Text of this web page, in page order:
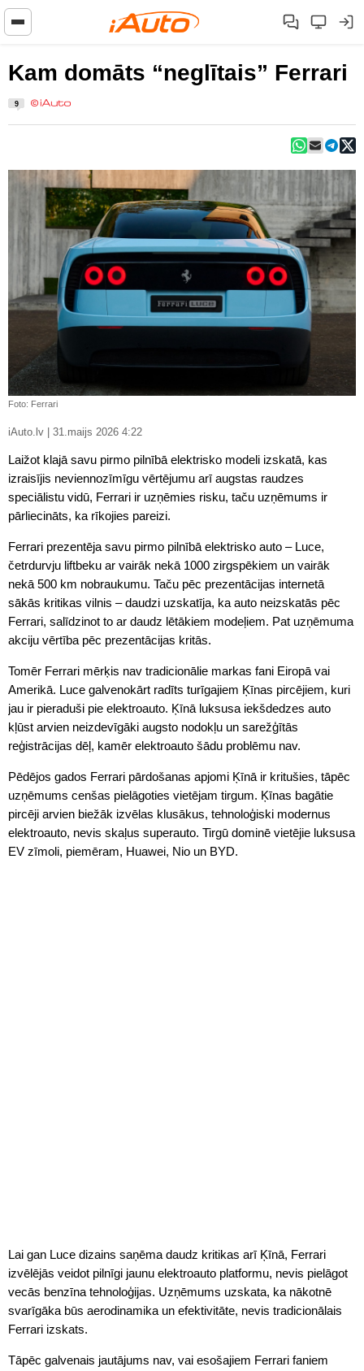
Kam domāts “neglītais” Ferrari
9
Foto: Ferrari
iAuto.lv | 31.maijs 2026 4:22
Laižot klajā savu pirmo pilnībā elektrisko modeli izskatā, kas
izraisījis neviennozīmīgu vērtējumu arī augstas raudzes
speciālistu vidū, Ferrari ir uzņēmies risku, taču uzņēmums ir
pārliecināts, ka rīkojies pareizi.
Ferrari prezentēja savu pirmo pilnībā elektrisko auto – Luce,
četrdurvju liftbeku ar vairāk nekā 1000 zirgspēkiem un vairāk
nekā 500 km nobraukumu. Taču pēc prezentācijas internetā
sākās kritikas vilnis – daudzi uzskatīja, ka auto neizskatās pēc
Ferrari, salīdzinot to ar daudz lētākiem modeļiem. Pat uzņēmuma
akciju vērtība pēc prezentācijas kritās.
Tomēr Ferrari mērķis nav tradicionālie markas fani Eiropā vai
Amerikā. Luce galvenokārt radīts turīgajiem Ķīnas pircējiem, kuri
jau ir pieraduši pie elektroauto. Ķīnā luksusa iekšdedzes auto
kļūst arvien neizdevīgāki augsto nodokļu un sarežģītās
reģistrācijas dēļ, kamēr elektroauto šādu problēmu nav.
Pēdējos gados Ferrari pārdošanas apjomi Ķīnā ir kritušies, tāpēc
uzņēmums cenšas pielāgoties vietējam tirgum. Ķīnas bagātie
pircēji arvien biežāk izvēlas klusākus, tehnoloģiski modernus
elektroauto, nevis skaļus superauto. Tirgū dominē vietējie luksusa
EV zīmoli, piemēram, Huawei, Nio un BYD.
Lai gan Luce dizains saņēma daudz kritikas arī Ķīnā, Ferrari
izvēlējās veidot pilnīgi jaunu elektroauto platformu, nevis pielāgot
vecās benzīna tehnoloģijas. Uzņēmums uzskata, ka nākotnē
svarīgāka būs aerodinamika un efektivitāte, nevis tradicionālais
Ferrari izskats.
Tāpēc galvenais jautājums nav, vai esošajiem Ferrari faniem